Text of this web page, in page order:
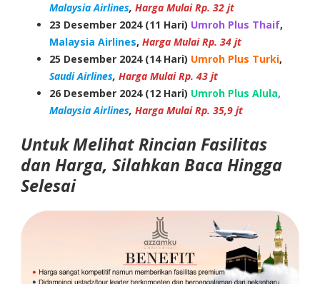
Malaysia Airlines, Harga Mulai Rp. 32 jt
23 Desember 2024 (11 Hari) Umroh Plus Thaif,
Malaysia Airlines, Harga Mulai Rp. 34 jt
25 Desember 2024 (14 Hari) Umroh Plus Turki,
Saudi Airlines, Harga Mulai Rp. 43 jt
26 Desember 2024 (12 Hari) Umroh Plus Alula,
Malaysia Airlines, Harga Mulai Rp. 35,9 jt
Untuk Melihat Rincian Fasilitas
dan Harga, Silahkan Baca Hingga
Selesai